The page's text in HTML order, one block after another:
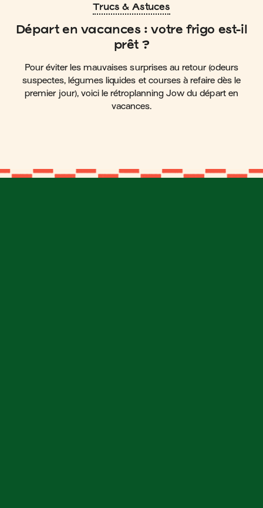
Trucs & Astuces
Départ en vacances : votre frigo est-il
prêt ?
Pour éviter les mauvaises surprises au retour (odeurs
suspectes, légumes liquides et courses à refaire dès le
premier jour), voici le rétroplanning Jow du départ en
vacances.